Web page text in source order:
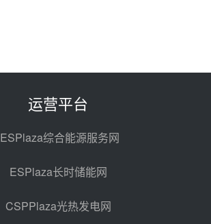
光热示范电站二列蒸汽发生器设备
热发电工程EPC总承包项目熔盐截
昊森机电中标新疆华电天山北麓基
地100MW光热发电工程EPC总承
包项目熔盐介质超声波流量计采购
前天 08-05 17:09
运营平台
综合能源服务网
ESPlaza长时储能网
CSPPlaza光热发电网